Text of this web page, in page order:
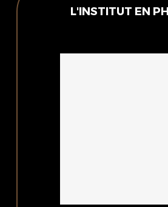
L'INSTITUT EN